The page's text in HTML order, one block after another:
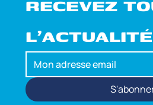
L'ACTUALITÉ